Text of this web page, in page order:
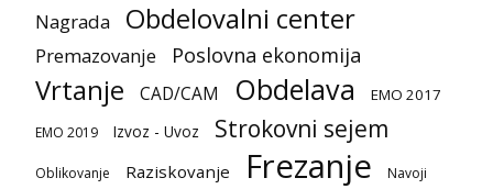
Nagrada Obdelovalni center
Premazovanje Poslovna ekonomija
Vrtanje CAD/CAM Obdelava EMO 2017
EMO 2019 Izvoz - Uvoz Strokovni sejem
Oblikovanje Raziskovanje Frezanje Navoji